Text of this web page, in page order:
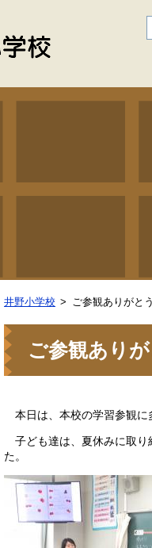
井野小学校 ご参観ありがと
ご参観あり
本日は、本校の学習参観に
子ども達は、夏休みに取り
た。